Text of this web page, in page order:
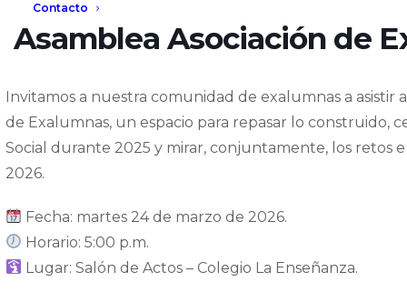
Contacto
Asamblea Asociación de
Invitamos a nuestra comunidad de exalumnas a asistir
de Exalumnas, un espacio para repasar lo construido,
Social durante 2025 y mirar, conjuntamente, los retos
2026.
Fecha: martes 24 de marzo de 2026.
Horario: 5:00 p.m.
Lugar: Salón de Actos – Colegio La Enseñanza.